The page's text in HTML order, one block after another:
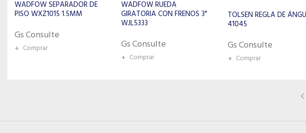
WADFOW RUEDA
GIRATORIA CON FRENOS 3"
Gs Consulte
TOLSEN REGLA DE ÁNGULO
41045
Gs Consulte
+ Comprar
VIDRIO SIMPLE WKR1G25
+ Comprar